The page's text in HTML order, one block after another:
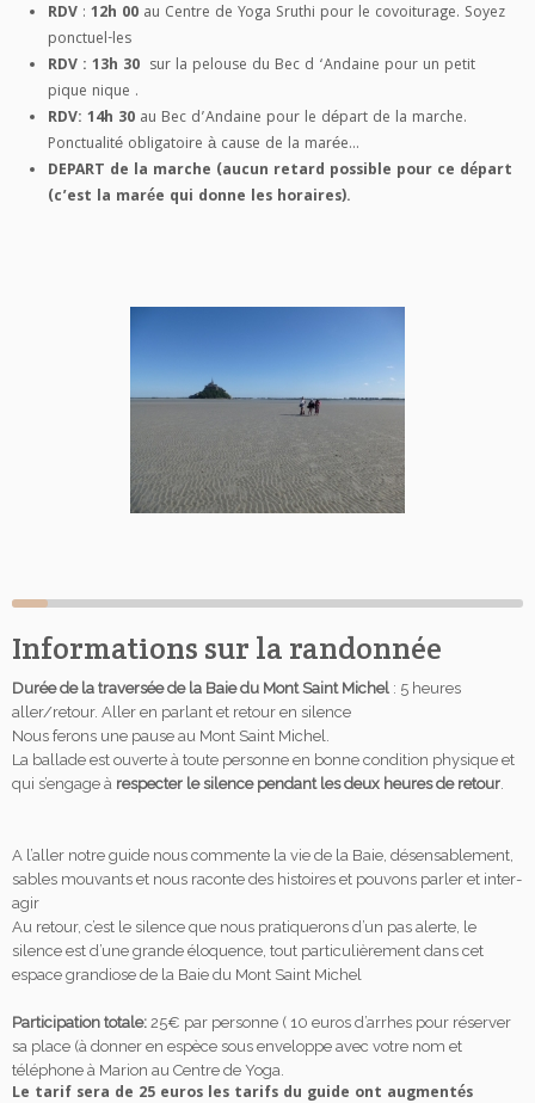
RDV : 12h 00 au Centre de Yoga Sruthi pour le covoiturage. Soyez
ponctuel-les
RDV : 13h 30 sur la pelouse du Bec d ‘Andaine pour un petit
pique nique .
RDV: 14h 30 au Bec d’Andaine pour le départ de la marche.
Ponctualité obligatoire à cause de la marée…
DEPART de la marche (aucun retard possible pour ce départ
(c’est la marée qui donne les horaires).
Informations sur la randonnée
Durée de la traversée de la Baie du Mont Saint Michel : 5 heures
aller/retour. Aller en parlant et retour en silence
Nous ferons une pause au Mont Saint Michel.
La ballade est ouverte à toute personne en bonne condition physique et
qui s’engage à respecter le silence pendant les deux heures de retour
A l’aller notre guide nous commente la vie de la Baie, désensablement,
sables mouvants et nous raconte des histoires et pouvons parler et inter-
agir
Au retour, c’est le silence que nous pratiquerons d’un pas alerte, le
silence est d’une grande éloquence, tout particulièrement dans cet
espace grandiose de la Baie du Mont Saint Michel
Participation totale: 25€ par personne ( 10 euros d’arrhes pour réserver
sa place (à donner en espèce sous enveloppe avec votre nom et
téléphone à Marion au Centre de Yoga.
Le tarif sera de 25 euros les tarifs du guide ont augmentés